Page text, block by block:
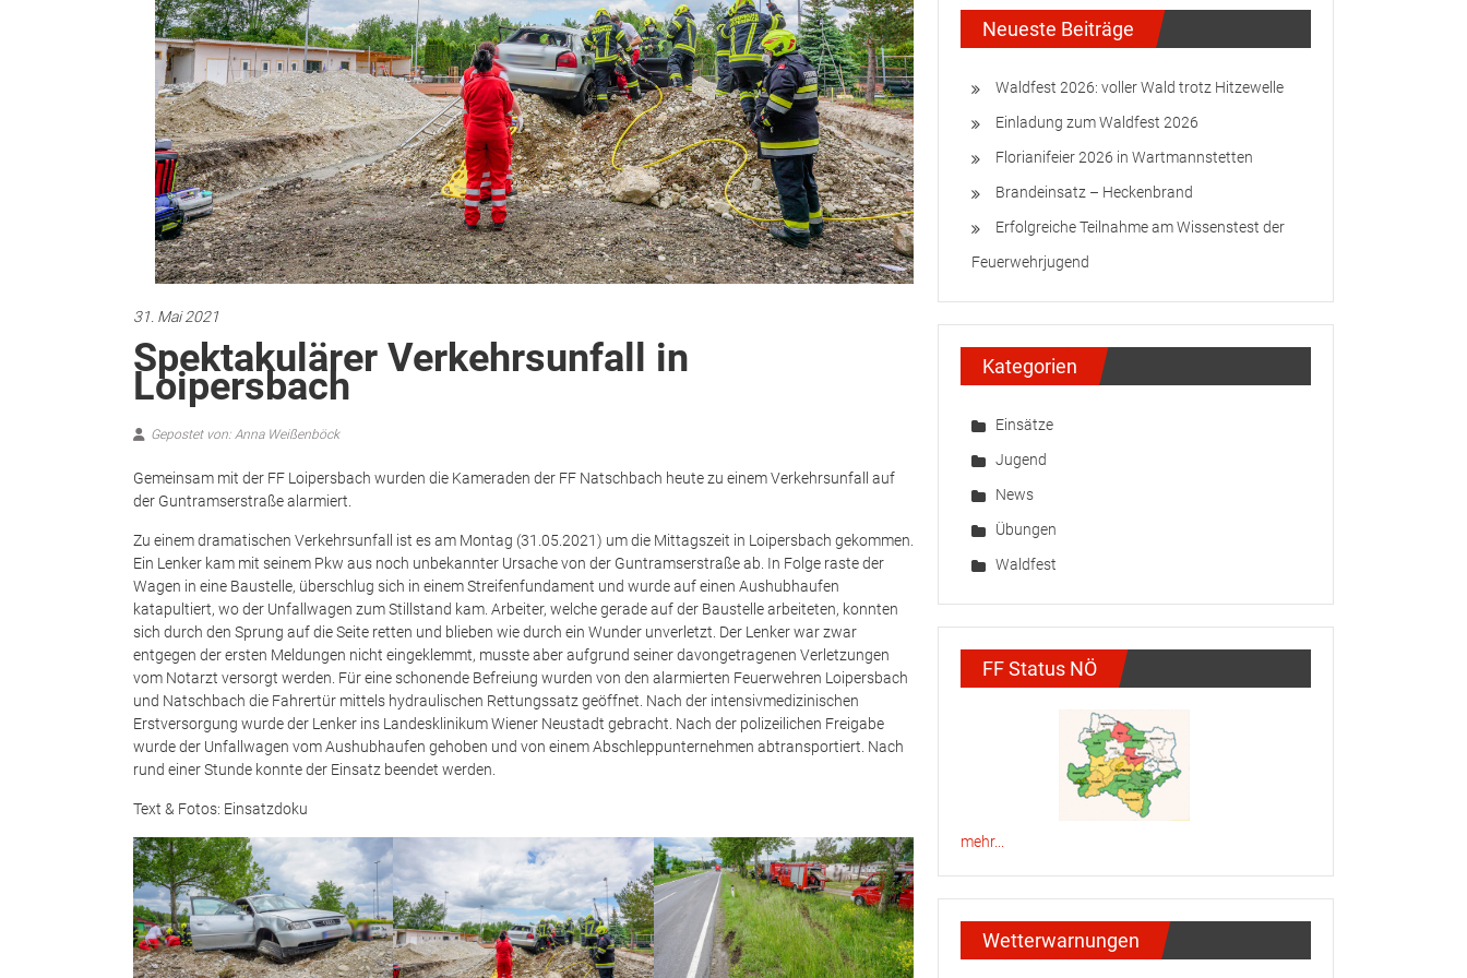
31. Mai 2021
Spektakulärer Verkehrsunfall in
Loipersbach
Gepostet von: Anna Weißenböck
Gemeinsam mit der FF Loipersbach wurden die Kameraden der FF Natschbach heute zu einem Verkehrsunfall auf
der Guntramserstraße alarmiert.
Zu einem dramatischen Verkehrsunfall ist es am Montag (31.05.2021) um die Mittagszeit in Loipersbach gekommen.
Ein Lenker kam mit seinem Pkw aus noch unbekannter Ursache von der Guntramserstraße ab. In Folge raste der
Wagen in eine Baustelle, überschlug sich in einem Streifenfundament und wurde auf einen Aushubhaufen
katapultiert, wo der Unfallwagen zum Stillstand kam. Arbeiter, welche gerade auf der Baustelle arbeiteten, konnten
sich durch den Sprung auf die Seite retten und blieben wie durch ein Wunder unverletzt. Der Lenker war zwar
entgegen der ersten Meldungen nicht eingeklemmt, musste aber aufgrund seiner davongetragenen Verletzungen
vom Notarzt versorgt werden. Für eine schonende Befreiung wurden von den alarmierten Feuerwehren Loipersbach
und Natschbach die Fahrertür mittels hydraulischen Rettungssatz geöffnet. Nach der intensivmedizinischen
Erstversorgung wurde der Lenker ins Landesklinikum Wiener Neustadt gebracht. Nach der polizeilichen Freigabe
wurde der Unfallwagen vom Aushubhaufen gehoben und von einem Abschleppunternehmen abtransportiert. Nach
rund einer Stunde konnte der Einsatz beendet werden.
Text & Fotos: Einsatzdoku
Neueste Beiträge
Waldfest 2026: voller Wald trotz Hitzewelle
Einladung zum Waldfest 2026
Florianifeier 2026 in Wartmannstetten
Brandeinsatz – Heckenbrand
Erfolgreiche Teilnahme am Wissenstest der
Feuerwehrjugend
Kategorien
Einsätze
Jugend
News
Übungen
Waldfest
FF Status NÖ
mehr...
Wetterwarnungen